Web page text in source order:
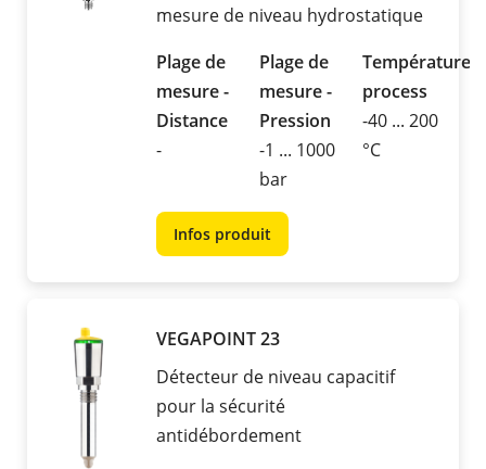
mesure de niveau hydrostatique
Plage de
mesure -
Distance
-
Plage de
mesure -
Pression
-1 ... 1000
bar
Température
process
-40 ... 200
°C
Infos produit
VEGAPOINT 23
Détecteur de niveau capacitif
pour la sécurité
antidébordement